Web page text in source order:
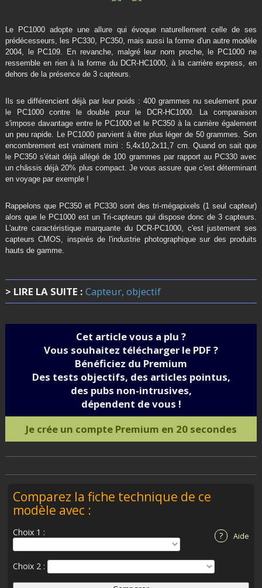
Le PC1000 adopte une allure qui évoque naturellement celle de ses
prédécesseurs, les PC330, PC350, mais aussi la forme d'un autre modèle
2004, le PC109. En revanche, malgré leur nom proche, le PC1000 ne
ressemble en rien à la forme du DCR-HC1000, à la carrière express, en
dehors de la présence de 3 capteurs.
Ils se différencient déjà par leur poids : 400 grammes nu seulement pour
le PC1000 contre le double pour le DCR-HC1000. La comparaison
s'impose davantage entre le PC1000 et le PC350 à la carrière également
un peu rapide. Le PC1000 parvient à être plus léger de 50 grammes. Son
encombrement est vraiment mini : 5,4x10,2x11,7 cm. Quand on sait que
le PC350 s'était déjà allégé de 100 grammes par rapport au PC330 avec
un châssis déjà 20% plus compact. Je vous assure que c'est déterminant
en voyage par exemple !
Rappelons que PC350 et PC330 sont des tri-mégapixels (1 seul capteur)
alors que le PC1000 est un Tri-capteurs qui dispose donc de 3 capteurs.
L'autre caractéristique marquante du DCR-PC1000, c'est justement ses
capteurs CMOS, inspirés de l'industrie photographique sur des produits
hauts de gamme.
> LIRE LA SUITE : Capteur, objectif
Cet article vous a plu ?
Vous souhaitez télécharger le PDF ?
Bénéficiez du Premium
Des tests objectifs, des articles pointus,
des pubs non-intrusives,
dépendent de vous !
Je crée un compte Premium en 20 secondes
Comparez la fiche technique de ce
modèle avec :
? Aide
Choix 1 :
Choix 2 :